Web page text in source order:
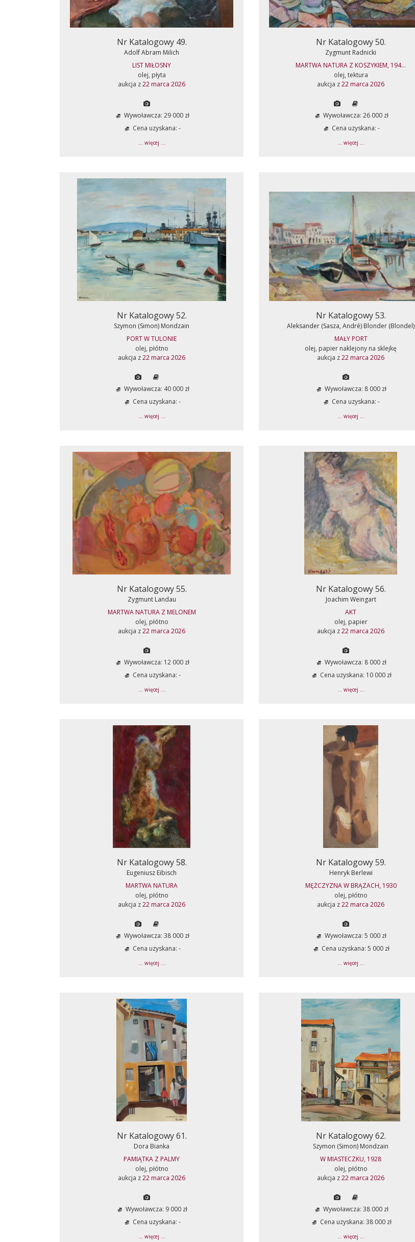
Nr Katalogowy 49.
Adolf Abram Milich
LIST MIŁOSNY
olej, płyta
aukcja z22 marca 2026
Wywoławcza: 29 000 zł
Cena uzyskana: -
... więcej ...
Nr Katalogowy 50.
Zygmunt Radnicki
MARTWA NATURA Z KOSZYKIEM, 194...
olej, tektura
aukcja z22 marca 2026
Wywoławcza: 26 000 zł
Cena uzyskana: -
... więcej ...
Nr Katalogowy 52.
Szymon (Simon) Mondzain
PORT W TULONIE
olej, płótno
aukcja z22 marca 2026
Wywoławcza: 40 000 zł
Cena uzyskana: -
... więcej ...
Nr Katalogowy 53.
Aleksander (Sasza, André) Blonder (Blondel)
MAŁY PORT
olej, papier naklejony na sklejkę
aukcja z22 marca 2026
Wywoławcza: 8 000 zł
Cena uzyskana: -
... więcej ...
Nr Katalogowy 55.
Zygmunt Landau
MARTWA NATURA Z MELONEM
olej, płótno
aukcja z22 marca 2026
Wywoławcza: 12 000 zł
Cena uzyskana: -
... więcej ...
Nr Katalogowy 56.
Joachim Weingart
AKT
olej, papier
aukcja z22 marca 2026
Wywoławcza: 8 000 zł
Cena uzyskana: 10 000 zł
... więcej ...
Nr Katalogowy 58.
Eugeniusz Eibisch
MARTWA NATURA
olej, płótno
aukcja z22 marca 2026
Wywoławcza: 38 000 zł
Cena uzyskana: -
... więcej ...
Nr Katalogowy 59.
Henryk Berlewi
MĘŻCZYZNA W BRĄZACH, 1930
olej, płótno
aukcja z22 marca 2026
Wywoławcza: 5 000 zł
Cena uzyskana: 5 000 zł
... więcej ...
Nr Katalogowy 61.
Dora Bianka
PAMIĄTKA Z PALMY
olej, płótno
aukcja z22 marca 2026
Wywoławcza: 9 000 zł
Cena uzyskana: -
... więcej ...
Nr Katalogowy 62.
Szymon (Simon) Mondzain
W MIASTECZKU, 1928
olej, płótno
aukcja z22 marca 2026
Wywoławcza: 38 000 zł
Cena uzyskana: 38 000 zł
... więcej ...